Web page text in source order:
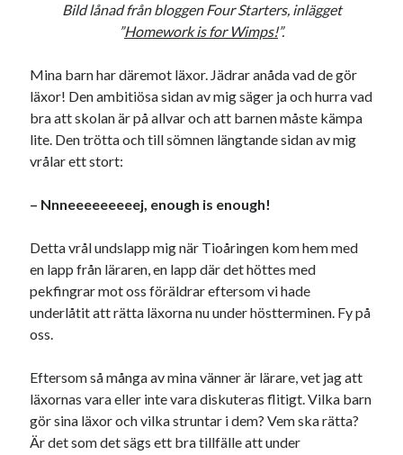
Bild lånad från bloggen Four Starters, inlägget
”Homework is for Wimps!”.
Mina barn har däremot läxor. Jädrar anåda vad de gör
läxor! Den ambitiösa sidan av mig säger ja och hurra vad
bra att skolan är på allvar och att barnen måste kämpa
lite. Den trötta och till sömnen längtande sidan av mig
vrålar ett stort:
– Nnneeeeeeeeej, enough is enough!
Detta vrål undslapp mig när Tioåringen kom hem med
en lapp från läraren, en lapp där det höttes med
pekfingrar mot oss föräldrar eftersom vi hade
underlåtit att rätta läxorna nu under höstterminen. Fy på
oss.
Eftersom så många av mina vänner är lärare, vet jag att
läxornas vara eller inte vara diskuteras flitigt. Vilka barn
gör sina läxor och vilka struntar i dem? Vem ska rätta?
Är det som det sägs ett bra tillfälle att under